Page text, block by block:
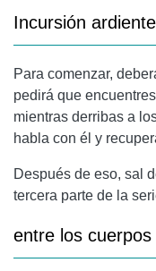
Incursión ardiente
Para comenzar,
pedirá que
mientras derribas a
habla con él y
Después de eso, sal
tercera parte de la
entre los cuerpos